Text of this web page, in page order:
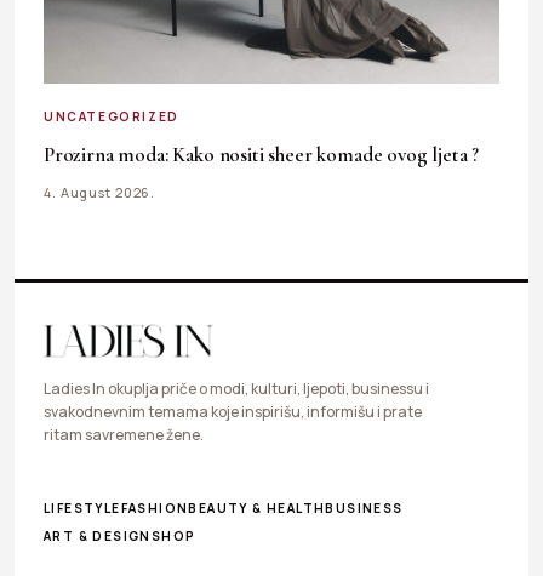
UNCATEGORIZED
Prozirna moda: Kako nositi sheer komade ovog ljeta ?
4. August 2026.
Ladies In okuplja priče o modi, kulturi, ljepoti, businessu i
svakodnevnim temama koje inspirišu, informišu i prate
ritam savremene žene.
LIFESTYLEFASHIONBEAUTY & HEALTHBUSINESS
ART & DESIGN SHOP